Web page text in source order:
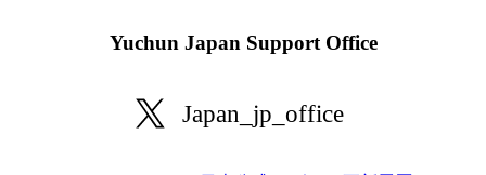
Yuchun Japan Support Office
Japan_jp_office